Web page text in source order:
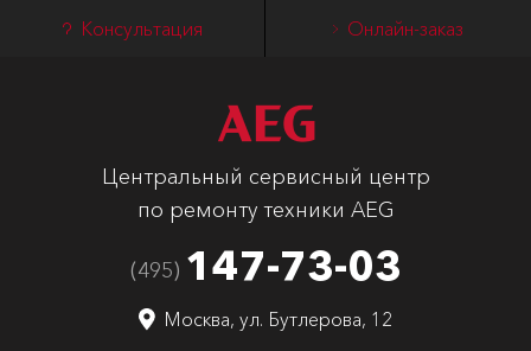
Консультация Онлайн-заказ
Центральный сервисный центр
по ремонту техники AEG
(495) 147-73-03
Москва, ул. Бутлерова, 12